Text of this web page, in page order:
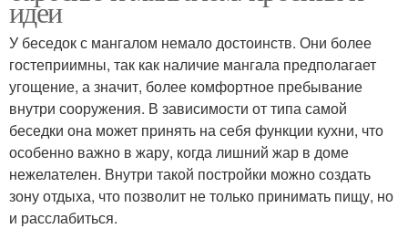
идеи
У беседок с мангалом немало достоинств. Они более
гостеприимны, так как наличие мангала предполагает
угощение, а значит, более комфортное пребывание
внутри сооружения. В зависимости от типа самой
беседки она может принять на себя функции кухни, что
особенно важно в жару, когда лишний жар в доме
нежелателен. Внутри такой постройки можно создать
зону отдыха, что позволит не только принимать пищу, но
и расслабиться.